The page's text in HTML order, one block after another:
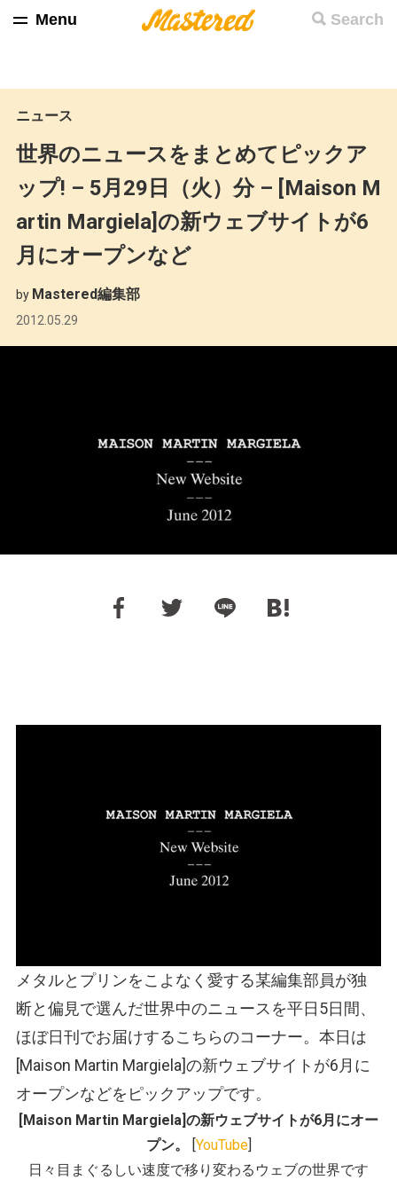
Search
Menu
ニュース
世界のニュースをまとめてピックア
ップ! – 5月29日（火）分 – [Maison M
artin Margiela]の新ウェブサイトが6
月にオープンなど
by Mastered編集部
2012.05.29
メタルとプリンをこよなく愛する某編集部員が独
断と偏見で選んだ世界中のニュースを平日5日間、
ほぼ日刊でお届けするこちらのコーナー。本日は
[Maison Martin Margiela]の新ウェブサイトが6月に
オープンなどをピックアップです。
[Maison Martin Margiela]の新ウェブサイトが6月にオー
プン。
[YouTube]
日々目まぐるしい速度で移り変わるウェブの世界です